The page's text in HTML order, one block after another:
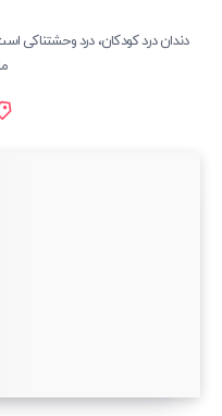
دندان درد کودکان، درد وحشتناکی